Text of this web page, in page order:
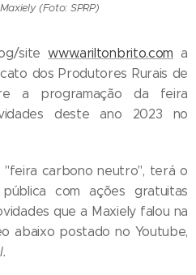
(Foto: SPRP)
sitewww.ariltonbrito.com a
dos Produtores Rurais de
a programação da feira
deste ano 2023 no
"feira carbono neutro", terá o
com ações gratuitas
que a Maxiely falou na
abaixo postado no Youtube,